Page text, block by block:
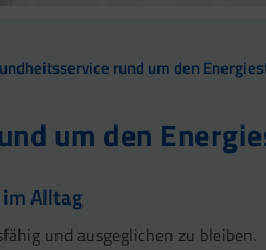
rund um den
um den
Alltag
und ausgeglichen zu bleiben.